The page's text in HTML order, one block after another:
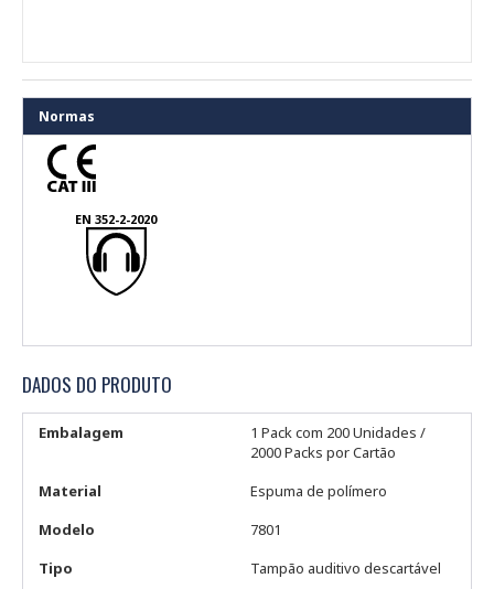
Normas
EN 352-2-2020
DADOS DO PRODUTO
Embalagem
1 Pack com 200 Unidades /
2000 Packs por Cartão
Material
Espuma de polímero
Modelo
7801
Tipo
Tampão auditivo descartável